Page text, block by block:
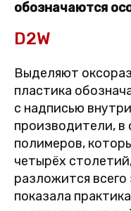
обозначаются
D2W
Выделяют
пластика
с надписью
производители, в
полимеров,
четырёх
разложится всего
показала